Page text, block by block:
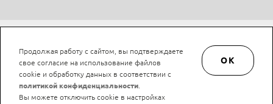
Политика конфиденциальности.
Положение об обработке и защите персональных
данных.
Продолжая работу с сайтом, вы подтверждаете
свое согласие на использование файлов
cookie и обработку данных в соответствии с
политикой конфиденциальности
Вы можете отключить cookie в настройках
OK